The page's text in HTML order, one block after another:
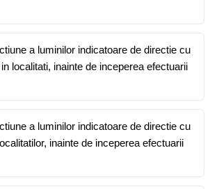
a luminilor indicatoare de directie cu
localitati, inainte de inceperea efectuarii
a luminilor indicatoare de directie cu
inainte de inceperea efectuarii